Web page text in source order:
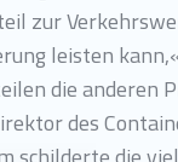
zur
leisten
die anderen
des